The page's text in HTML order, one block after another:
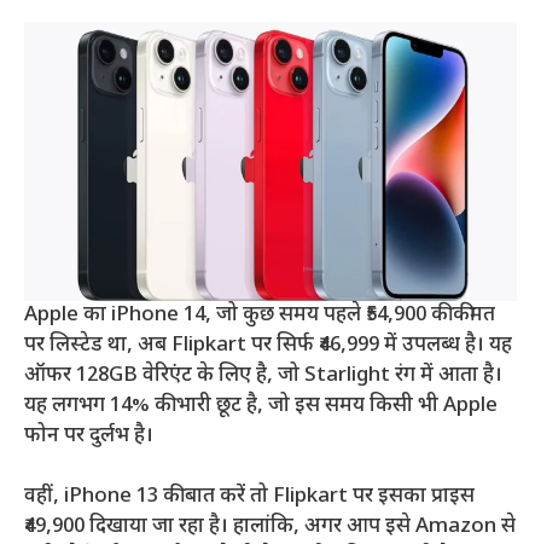
Apple का iPhone 14, जो कुछ समय पहले ₹54,900 की कीमत
पर लिस्टेड था, अब Flipkart पर सिर्फ ₹46,999 में उपलब्ध है। यह
ऑफर 128GB वेरिएंट के लिए है, जो Starlight रंग में आता है।
यह लगभग 14% की भारी छूट है, जो इस समय किसी भी Apple
फोन पर दुर्लभ है।
वहीं, iPhone 13 की बात करें तो Flipkart पर इसका प्राइस
₹49,900 दिखाया जा रहा है। हालांकि, अगर आप इसे Amazon से